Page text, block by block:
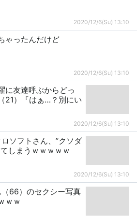
2020/12/6(Su) 13:10
ゃったんだけど
2020/12/6(Su) 13:10
に友達呼ぶからどっ
21）『はぁ…？別にい
2020/12/6(Su) 13:10
ソフトさん、”クソダ
しまうｗｗｗｗｗ
2020/12/6(Su) 13:10
（66）のセクシー写真
ｗｗ